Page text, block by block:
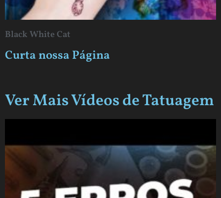
Black White Cat
Curta nossa Página
Ver Mais Vídeos de Tatuagem